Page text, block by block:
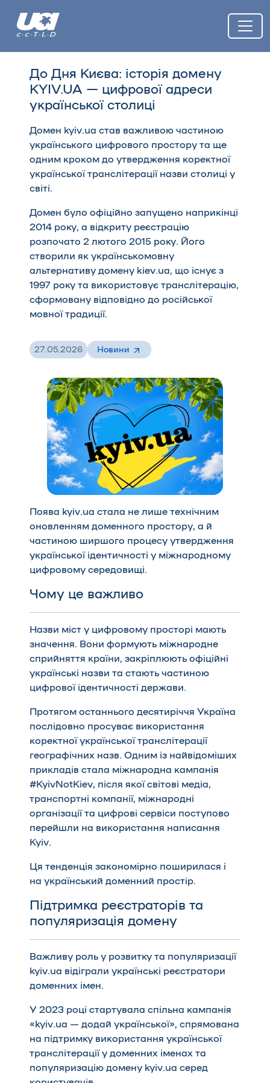
До Дня Києва: історія домену
KYIV.UA — цифрової адреси
української столиці
Домен kyiv.ua став важливою частиною
українського цифрового простору та ще
одним кроком до утвердження коректної
української транслітерації назви столиці у
світі.
Домен було офіційно запущено наприкінці
2014 року, а відкриту реєстрацію
розпочато 2 лютого 2015 року. Його
створили як українськомовну
альтернативу домену kiev.ua, що існує з
1997 року та використовує транслітерацію,
сформовану відповідно до російської
мовної традиції.
27.05.2026 Новини
Поява kyiv.ua стала не лише технічним
оновленням доменного простору, а й
частиною ширшого процесу утвердження
української ідентичності у міжнародному
цифровому середовищі.
Чому це важливо
Назви міст у цифровому просторі мають
значення. Вони формують міжнародне
сприйняття країни, закріплюють офіційні
українські назви та стають частиною
цифрової ідентичності держави.
Протягом останнього десятиріччя Україна
послідовно просуває використання
коректної української транслітерації
географічних назв. Одним із найвідоміших
прикладів стала міжнародна кампанія
#KyivNotKiev, після якої світові медіа,
транспортні компанії, міжнародні
організації та цифрові сервіси поступово
перейшли на використання написання
Kyiv.
Ця тенденція закономірно поширилася і
на український доменний простір.
Підтримка реєстраторів та
популяризація домену
Важливу роль у розвитку та популяризації
kyiv.ua відіграли українські реєстратори
доменних імен.
У 2023 році стартувала спільна кампанія
«kyiv.ua — додай української», спрямована
на підтримку використання української
транслітерації у доменних іменах та
популяризацію домену kyiv.ua серед